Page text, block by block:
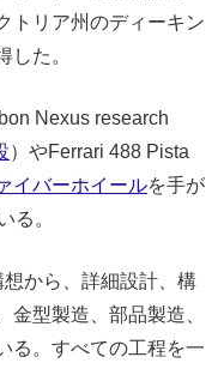
トリア州のディーキン
した。
Nexus research
）やFerrari 488 Pista
イバーホイールを手が
る。
から、詳細設計、構
型製造、部品製造、
る。すべての工程を一